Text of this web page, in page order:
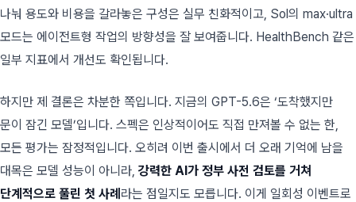
나눠 용도와 비용을 갈라놓은 구성은 실무 친화적이고, Sol의 max·ultra
모드는 에이전트형 작업의 방향성을 잘 보여줍니다. HealthBench 같은
일부 지표에서 개선도 확인됩니다.
하지만 제 결론은 차분한 쪽입니다. 지금의 GPT-5.6은 ‘도착했지만
문이 잠긴 모델’입니다. 스펙은 인상적이어도 직접 만져볼 수 없는 한,
모든 평가는 잠정적입니다. 오히려 이번 출시에서 더 오래 기억에 남을
대목은 모델 성능이 아니라, 강력한 AI가 정부 사전 검토를 거쳐
단계적으로 풀린 첫 사례 라는 점일지도 모릅니다. 이게 일회성 이벤트로